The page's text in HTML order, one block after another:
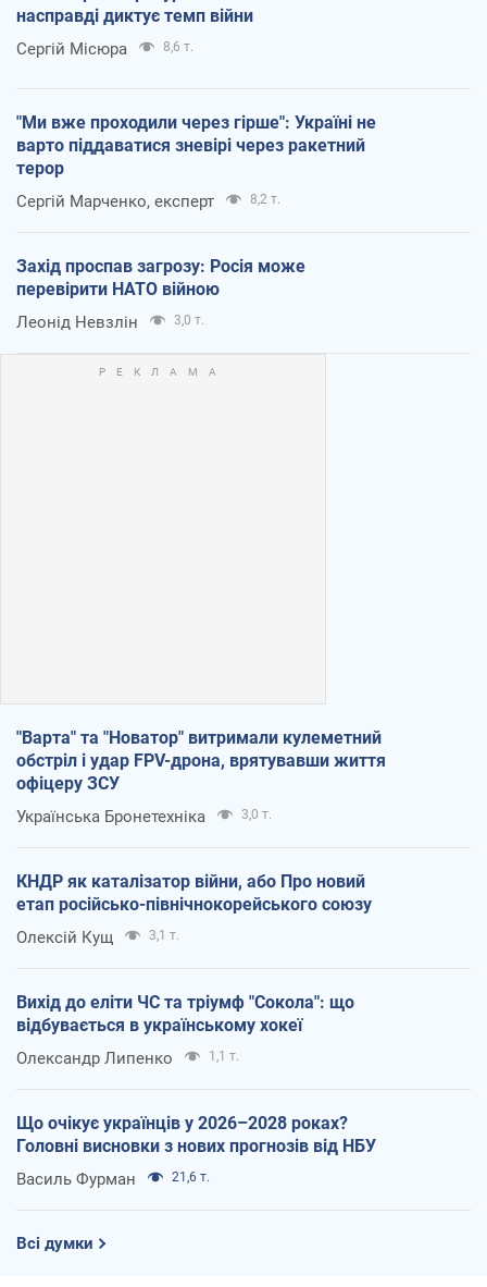
насправді диктує темп війни
Сергій Місюра 8,6 т.
"Ми вже проходили через гірше": Україні не
варто піддаватися зневірі через ракетний
терор
Сергій Марченко, експерт 8,2 т.
Захід проспав загрозу: Росія може
перевірити НАТО війною
Леонід Невзлін 3,0 т.
"Варта" та "Новатор" витримали кулеметний
обстріл і удар FPV-дрона, врятувавши життя
офіцеру ЗСУ
Українська Бронетехніка 3,0 т.
КНДР як каталізатор війни, або Про новий
етап російсько-північнокорейського союзу
Олексій Кущ 3,1 т.
Вихід до еліти ЧС та тріумф "Сокола": що
відбувається в українському хокеї
Олександр Липенко 1,1 т.
Що очікує українців у 2026–2028 роках?
Головні висновки з нових прогнозів від НБУ
Василь Фурман 21,6 т.
Всі думки